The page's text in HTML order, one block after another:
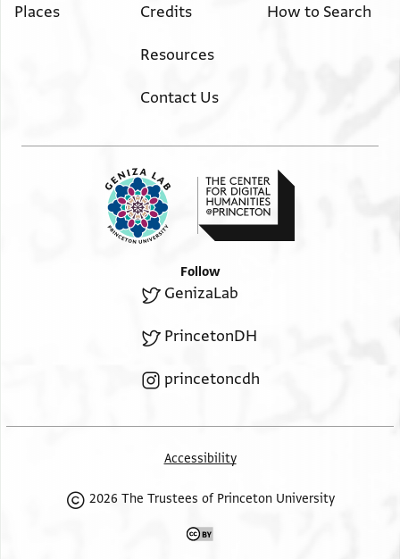
Places Credits
Resources
Contact Us
How to Search
Follow
GenizaLab
PrincetonDH
princetoncdh
Accessibility
2026 The Trustees of Princeton University